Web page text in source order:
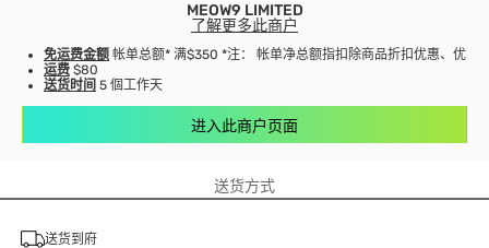
MEOW9 LIMITED
了解更多此商户
免运费金额 帐单总额* 满$350 *注： 帐单净总额指扣除商品折扣优惠、优惠
运费 $80
送货时间 5 個工作天
进入此商户页面
送货方式
送货到府